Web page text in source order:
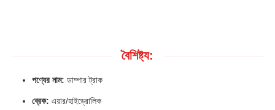
বৈশিষ্ট্য:
পণ্যের নাম: ডাম্পার ট্রাক
ব্রেক: এয়ার/হাইড্রোলিক